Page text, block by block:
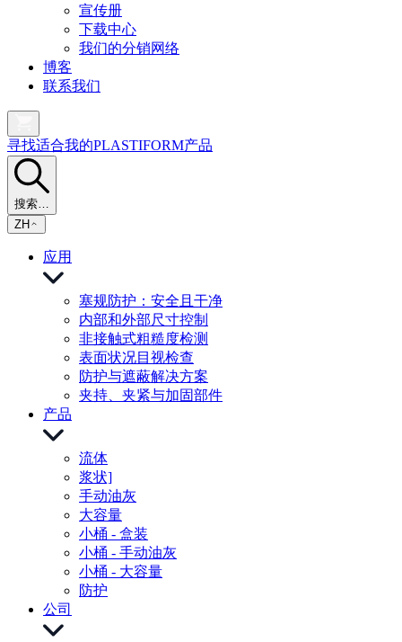
宣传册
下载中心
我们的分销网络
博客
联系我们
寻找适合我的PLASTIFORM产品
搜索…
ZH
应用
塞规防护：安全且干净
内部和外部尺寸控制
非接触式粗糙度检测
表面状况目视检查
防护与遮蔽解决方案
夹持、夹紧与加固部件
产品
流体
浆状]
手动油灰
大容量
小桶 - 盒装
小桶 - 手动油灰
小桶 - 大容量
防护
公司